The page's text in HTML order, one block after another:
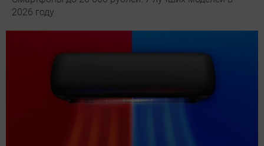
2026 году